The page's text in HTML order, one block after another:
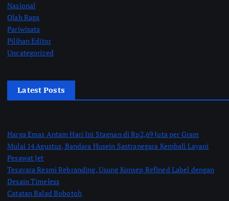
Nasional
Olah Raga
Pariwisata
Pilihan Editor
Uncategorized
Latest Posts
Harga Emas Antam Hari Ini Stagnan di Rp2,69 Juta per Gram
Mulai 14 Agustus, Bandara Husein Sastranegara Kembali Layani
Pesawat Jet
Tesavara Resmi Rebranding, Usung Konsep Refined Label dengan
Desain Timeless
Catatan Balad Bobotoh